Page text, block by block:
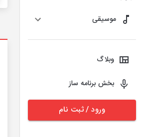
موسیقی
وبلاگ
بخش برنامه ساز
ورود / ثبت نام